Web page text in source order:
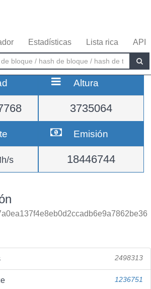
Estadísticas Lista rica API
Altura
3735064
s
Emisión
18446744
2498313
1236751